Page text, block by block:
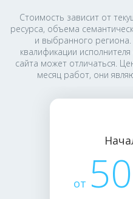
Стоимость зависит от
ресурса, объема
и выбранного
квалификации
сайта может отличаться.
месяц работ, они
от